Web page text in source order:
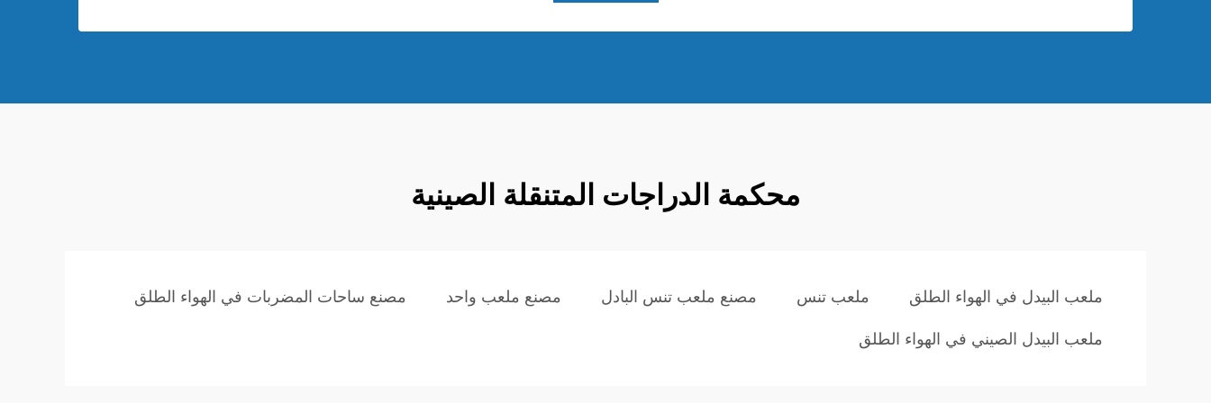
محكمة الدراجات المتنقلة الصينية
ملعب البيدل في الهواء الطلق ملعب تنس مصنع ملعب تنس البادل مصنع ملعب واحد مصنع ساحات المضربات في الهواء الطلق
ملعب البيدل الصيني في الهواء الطلق